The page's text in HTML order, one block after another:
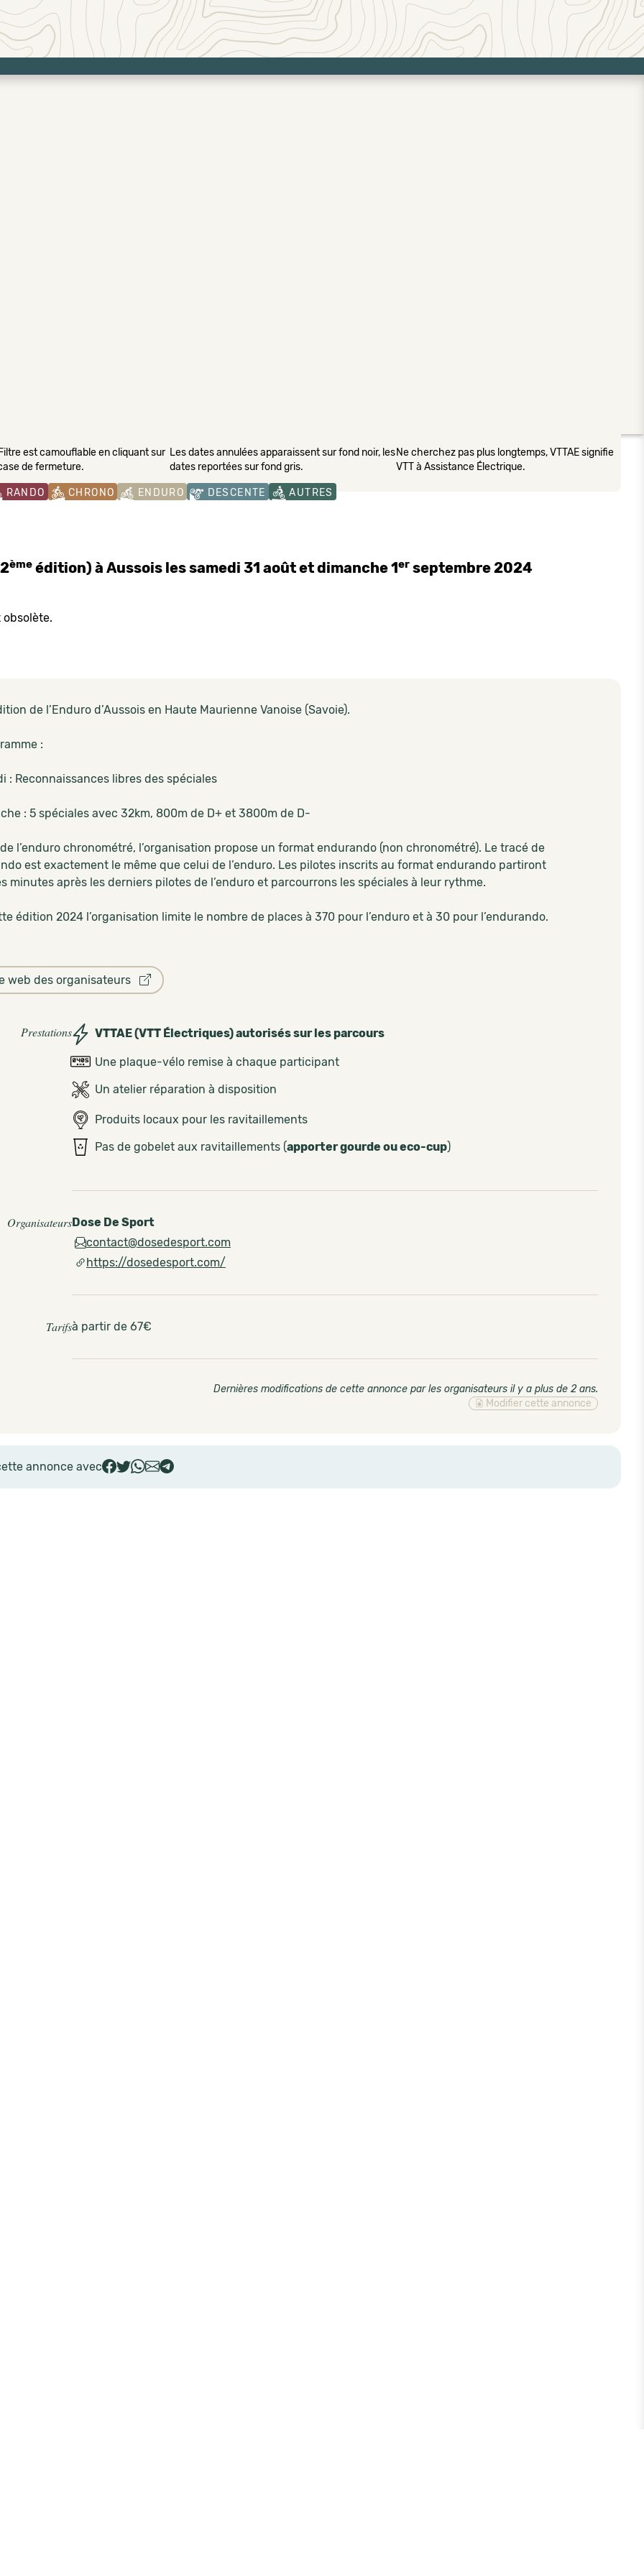
est camouflable en cliquant sur
de fermeture.
Les dates annulées apparaissent sur fond noir, les
dates reportées sur fond gris.
Ne cherchez pas plus longtemps, VTTAE signifie
VTT à Assistance Électrique.
RANDO CHRONO ENDURO DESCENTE AUTRES
èmeédition) à Aussois les samedi 31 août et dimanche 1erseptembre 2024
de l’Enduro d’Aussois en Haute Maurienne Vanoise (Savoie).
:
: Reconnaissances libres des spéciales
: 5 spéciales avec 32km, 800m de D+ et 3800m de D-
l’enduro chronométré, l’organisation propose un format endurando (non chronométré). Le tracé de
est exactement le même que celui de l’enduro. Les pilotes inscrits au format endurando partiront
minutes après les derniers pilotes de l’enduro et parcourrons les spéciales à leur rythme.
édition 2024 l’organisation limite le nombre de places à 370 pour l’enduro et à 30 pour l’endurando.
web des organisateurs
Prestations VTTAE (VTT Électriques) autorisés sur les parcours
Une plaque-vélo remise à chaque participant
Un atelier réparation à disposition
Produits locaux pour les ravitaillements
Pas de gobelet aux ravitaillements (apporter gourde ou eco-cup)
OrganisateursDose De Sport
contact@dosedesport.com
https://dosedesport.com/
Tarifsà partir de 67€
Dernières modifications de cette annonce par les organisateurs il y a plus de 2 ans.
Modifier cette annonce
annonce avec